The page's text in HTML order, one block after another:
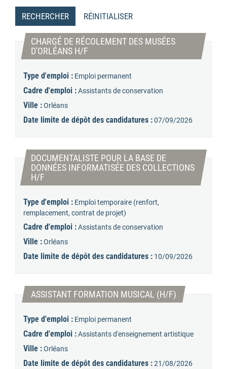
RECHERCHER RÉINITIALISER
CHARGÉ DE RÉCOLEMENT DES MUSÉES
D'ORLÉANS H/F
Type d'emploi : Emploi permanent
Cadre d'emploi :Assistants de conservation
Ville :Orléans
Date limite de dépôt des candidatures :07/09/2026
DOCUMENTALISTE POUR LA BASE DE
DONNÉES INFORMATISÉE DES COLLECTIONS
H/F
Type d'emploi : Emploi temporaire (renfort,
remplacement, contrat de projet)
Cadre d'emploi :Assistants de conservation
Ville :Orléans
Date limite de dépôt des candidatures : 10/09/2026
ASSISTANT FORMATION MUSICAL (H/F) (Nouvelle
Type d'emploi : Emploi permanent
Cadre d'emploi :Assistants d'enseignement artistique
Ville :Orléans
Date limite de dépôt des candidatures :21/08/2026